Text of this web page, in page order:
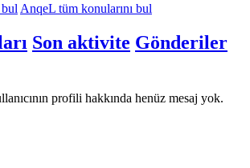
AnqeL tüm konularını bul
Son aktivite Gönderiler
profili hakkında henüz mesaj yok.